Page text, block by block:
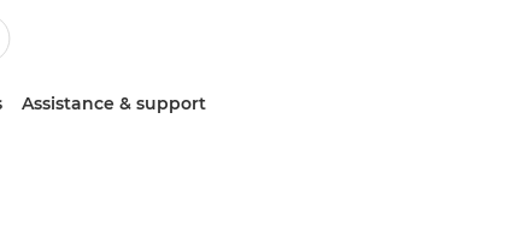
Assistance & support